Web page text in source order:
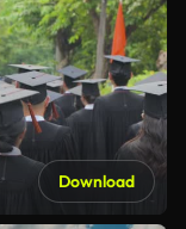
Download